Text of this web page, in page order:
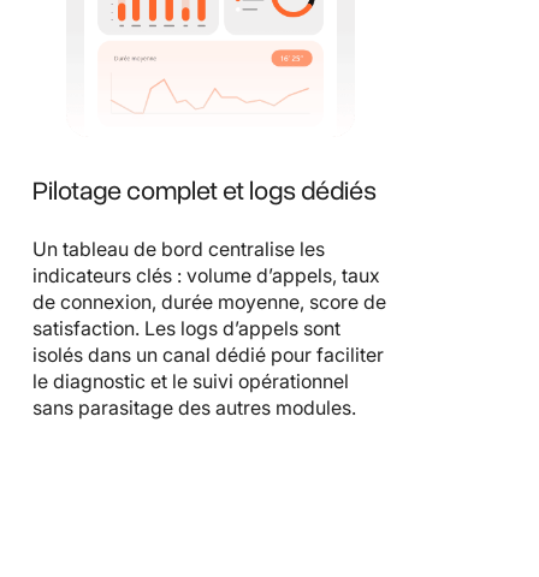
Pilotage complet et logs dédiés
Un tableau de bord centralise les
indicateurs clés : volume d’appels, taux
de connexion, durée moyenne, score de
satisfaction. Les logs d’appels sont
isolés dans un canal dédié pour faciliter
le diagnostic et le suivi opérationnel
sans parasitage des autres modules.